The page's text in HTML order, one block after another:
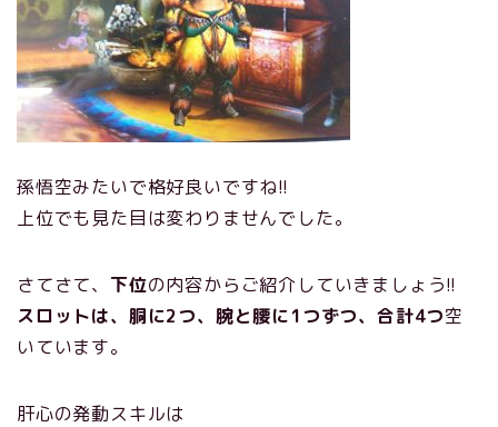
孫悟空みたいで格好良いですね!!
上位でも見た目は変わりませんでした。
さてさて、 下位の内容からご紹介していきましょう!!
スロットは、胴に2つ、腕と腰に1つずつ、合計4つ空
いています。
肝心の発動スキルは